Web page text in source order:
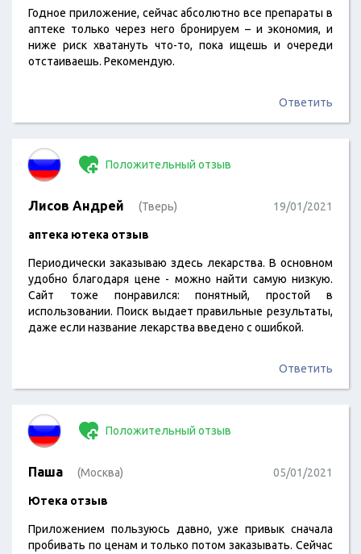
Годное приложение, сейчас абсолютно все препараты в
аптеке только через него бронируем – и экономия, и
ниже риск хватануть что-то, пока ищешь и очереди
отстаиваешь. Рекомендую.
Ответить
Положительный отзыв
Лисов Андрей (Тверь) 19/01/2021
аптека ютека отзыв
Периодически заказываю здесь лекарства. В основном
удобно благодаря цене - можно найти самую низкую.
Сайт тоже понравился: понятный, простой в
использовании. Поиск выдает правильные результаты,
даже если название лекарства введено с ошибкой.
Ответить
Положительный отзыв
Паша (Москва) 05/01/2021
Ютека отзыв
Приложением пользуюсь давно, уже привык сначала
пробивать по ценам и только потом заказывать. Сейчас